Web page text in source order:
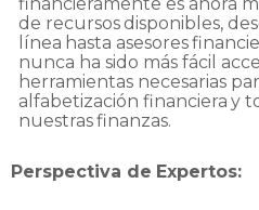
de recursos disponibles,
línea hasta asesores
nunca ha sido más fácil
herramientas necesarias
alfabetización financiera y
nuestras finanzas.
Perspectiva de Expertos: